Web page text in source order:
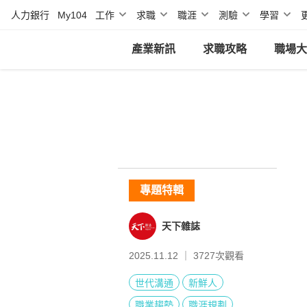
人力銀行 My104 工作 求職 職涯 測驗 學習
產業新訊 求職攻略 職場
專題特輯
天下雜誌
2025.11.12 ｜ 3727次觀看
世代溝通
新鮮人